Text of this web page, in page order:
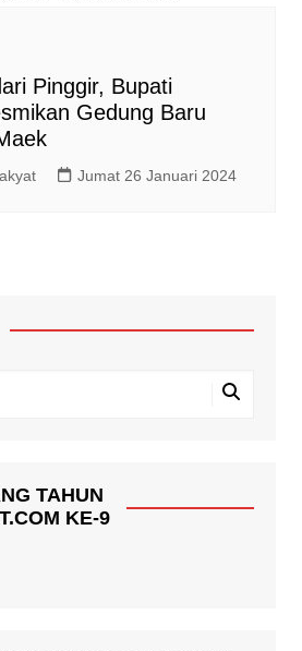
Pinggir, Bupati
Gedung Baru
Jumat 26 Januari 2024
TAHUN
KE-9